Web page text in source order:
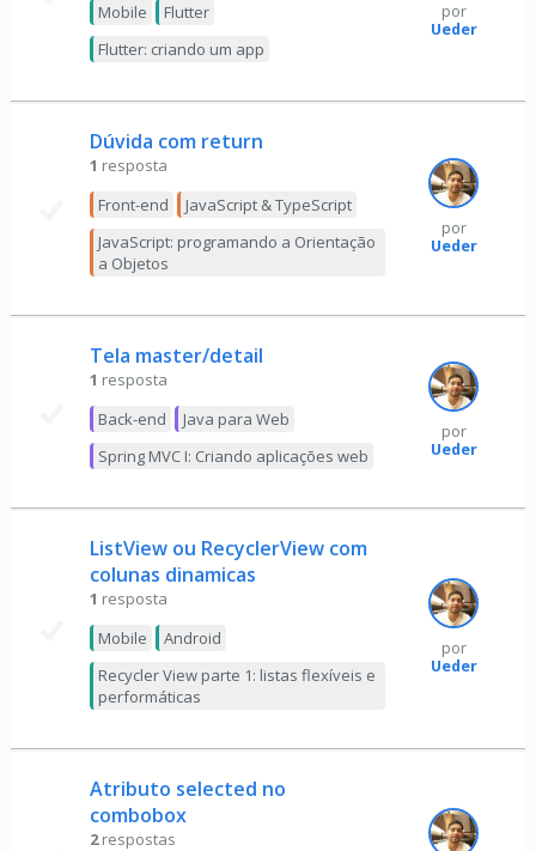
Mobile
Flutter
Flutter: criando um app
por
Ueder
Dúvida com return
1 resposta
Front-end
JavaScript & TypeScript
JavaScript: programando a Orientação
a Objetos
por
Ueder
Tela master/detail
1 resposta
Back-end
Java para Web
Spring MVC I: Criando aplicações web
por
Ueder
ListView ou RecyclerView com
colunas dinamicas
1 resposta
Mobile
Android
Recycler View parte 1: listas flexíveis e
performáticas
por
Ueder
Atributo selected no
combobox
2 respostas